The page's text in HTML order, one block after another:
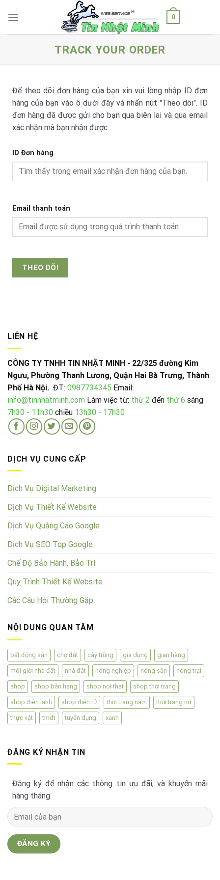
0
TRACK YOUR ORDER
Để theo dõi đơn hàng của bạn xin vui lòng nhập ID đơn
hàng của bạn vào ô dưới đây và nhấn nút "Theo dõi". ID
đơn hàng đã được gửi cho bạn qua biên lai và qua email
xác nhận mà bạn nhận được.
ID Đơn hàng
Email thanh toán
THEO DÕI
LIÊN HỆ
CÔNG TY TNHH TIN NHẬT MINH - 22/325 đường Kim
Ngưu, Phường Thanh Lương, Quận Hai Bà Trưng, Thành
Phố Hà Nội. ĐT: 0987734345 Email:
info@tinnhatminh.com Làm việc từ: thứ 2 đến thứ 6 sáng
7h30 - 11h30 chiều 13h30 - 17h30
DỊCH VỤ CUNG CẤP
Dịch Vụ Digital Marketing
Dịch Vụ Thiết Kế Website
Dịch Vụ Quảng Cáo Google
Dịch Vụ SEO Top Google
Chế Độ Bảo Hành, Bảo Trì
Quy Trình Thiết Kế Website
Các Câu Hỏi Thường Gặp
NỘI DUNG QUAN TÂM
bất động sản chợ đất cây trồng gia dụng gian hàng
môi giới nhà đất nhà đất nông nghiệp nông sản nông trại
shop shop bán hàng shop noi that shop thời trang
shop điện lạnh shop điện tử thời trang nam thời trang nữ
thực vật tmđt tuyển dụng xanh
ĐĂNG KÝ NHẬN TIN
Đăng ký để nhận các thông tin ưu đãi, và khuyến mãi
hàng tháng